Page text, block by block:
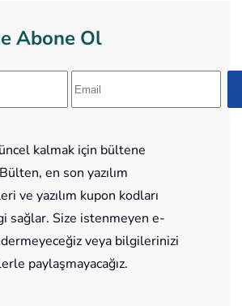
Abone Ol
kalmak için bültene
en son yazılım
ve yazılım kupon kodları
sağlar. Size istenmeyen e-
veya bilgilerinizi
paylaşmayacağız.